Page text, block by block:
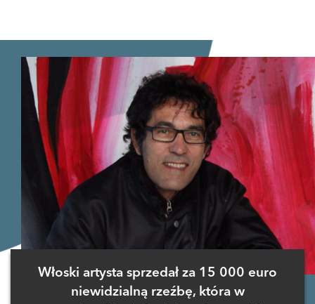
Włoski artysta sprzedał za 15 000 euro
niewidzialną rzeźbę, która w